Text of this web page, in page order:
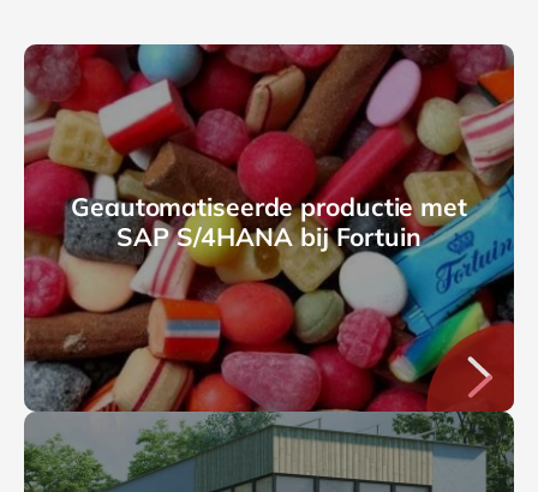
Geautomatiseerde productie met
SAP S/4HANA bij Fortuin